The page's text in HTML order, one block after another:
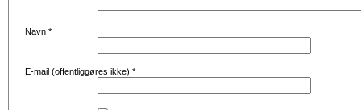
Navn *
E-mail (offentliggøres ikke) *